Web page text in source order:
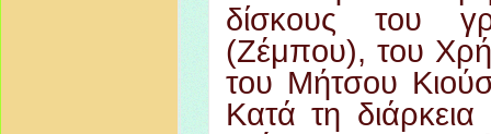
δίσκους του
(Ζέμπου), του
του Μήτσου
Κατά τη